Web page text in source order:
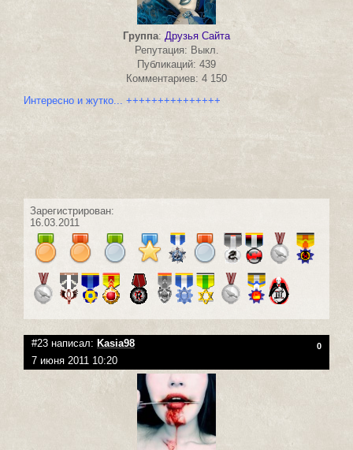
Группа: Друзья Сайта
Репутация: Выкл.
Публикаций: 439
Комментариев: 4 150
Интересно и жутко... +++++++++++++++
Зарегистрирован:
16.03.2011
#23 написал: Kasia98 0
7 июня 2011 10:20